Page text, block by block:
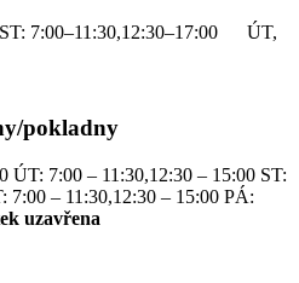
7:00–11:30,12:30–17:00 ÚT,
pokladny
ÚT: 7:00 – 11:30,12:30 – 15:00 ST:
7:00 – 11:30,12:30 – 15:00 PÁ:
uzavřena